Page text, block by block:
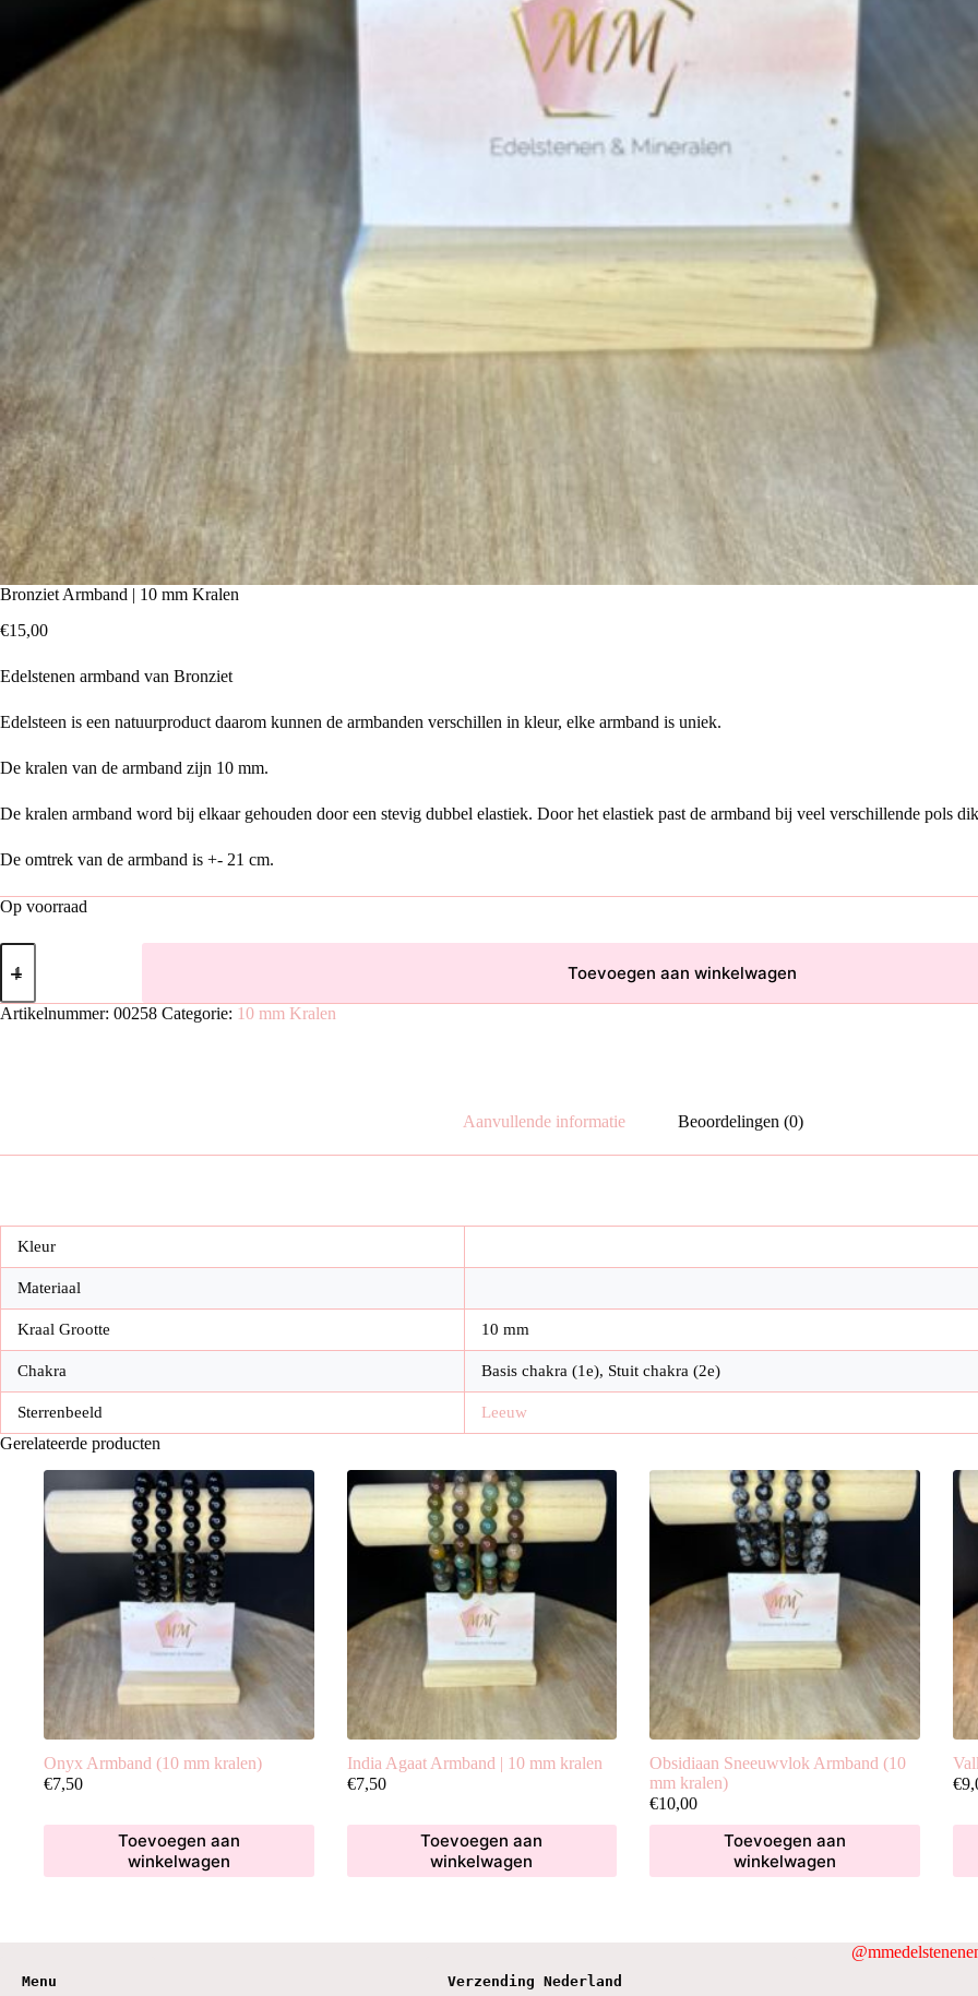
Bronziet Armband | 10 mm Kralen
€15,00
Edelstenen armband van Bronziet
Edelsteen is een natuurproduct daarom kunnen de armbanden verschillen in kleur, elke armband is uniek.
De kralen van de armband zijn 10 mm.
De kralen armband word bij elkaar gehouden door een stevig dubbel elastiek. Door het elastiek past de armband bij veel verschillende pols
De omtrek van de armband is +- 21 cm.
Op voorraad
Bronziet
Armband
10
mm
Toevoegen aan winkelwagen
Artikelnummer: 00258 Categorie: 10 mm Kralen
Aanvullende informatie Beoordelingen (0)
Kleur
Materiaal
Kraal Grootte 10 mm
Chakra Basis chakra (1e), Stuit chakra (2e)
Sterrenbeeld Leeuw
Gerelateerde producten
Onyx Armband (10 mm kralen)
€7,50
Toevoegen aan
winkelwagen
India Agaat Armband | 10 mm kralen
€7,50
Toevoegen aan
winkelwagen
Obsidiaan Sneeuwvlok Armband (10
mm kralen)
€10,00
Toevoegen aan
winkelwagen
€
Menu Verzending Nederland